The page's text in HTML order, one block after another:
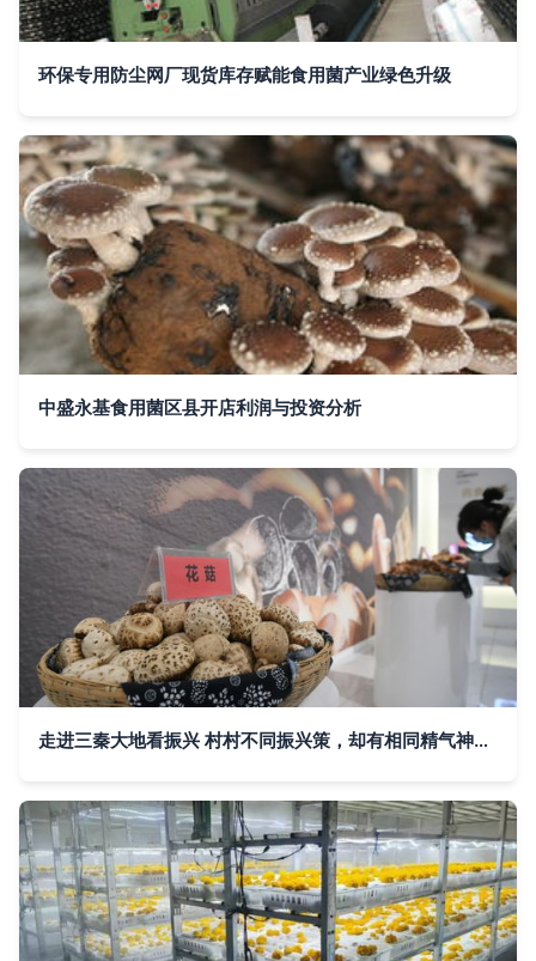
环保专用防尘网厂现货库存赋能食用菌产业绿色升级
中盛永基食用菌区县开店利润与投资分析
走进三秦大地看振兴 村村不同振兴策，却有相同精气神——以食用菌产业为例